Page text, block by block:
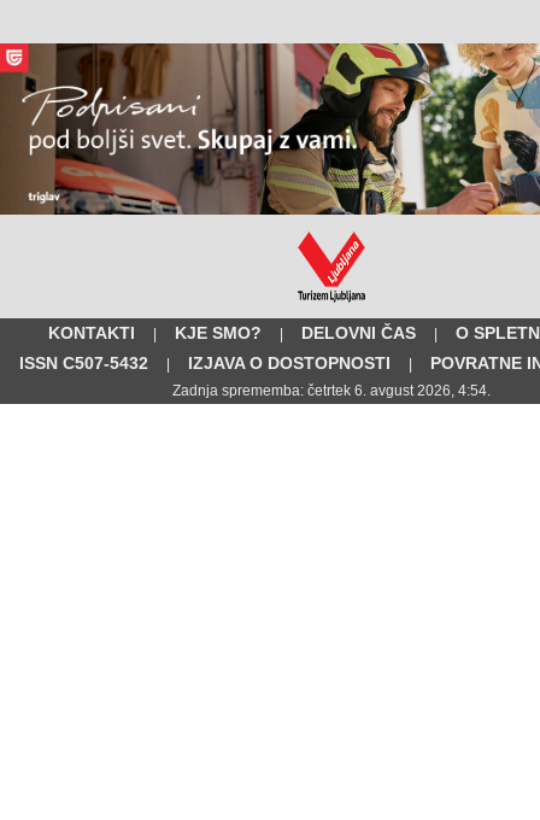
KONTAKTI | KJE SMO? | DELOVNI ČAS |
O
ISSN C507-5432
| IZJAVA O DOSTOPNOSTI | POVRATNE
Zadnja sprememba: četrtek 6. avgust 2026, 4:54.